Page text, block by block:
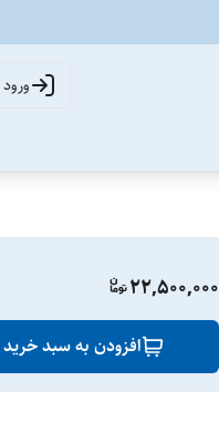
22,500,000
افزودن به سبد خرید